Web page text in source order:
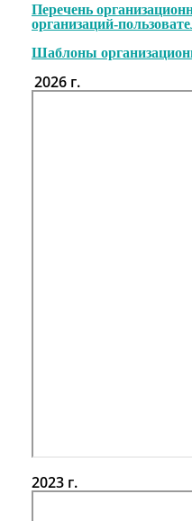
Перечень
организаций-
Шаблоны
2026 г.
2023 г.